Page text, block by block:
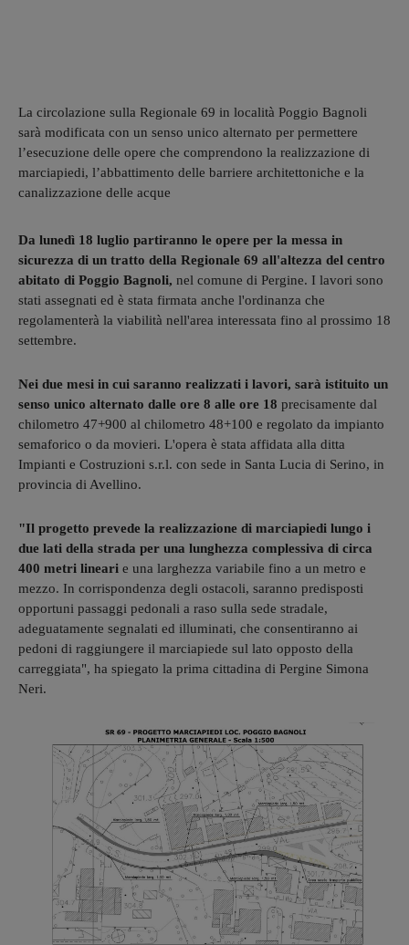
La circolazione sulla Regionale 69 in località Poggio Bagnoli
sarà modificata con un senso unico alternato per permettere
l’esecuzione delle opere che comprendono la realizzazione di
marciapiedi, l’abbattimento delle barriere architettoniche e la
canalizzazione delle acque
Da lunedì 18 luglio partiranno le opere per la messa in
sicurezza di un tratto della Regionale 69 all'altezza del centro
abitato di Poggio Bagnoli, nel comune di Pergine. I lavori sono
stati assegnati ed è stata firmata anche l'ordinanza che
regolamenterà la viabilità nell'area interessata fino al prossimo 18
settembre.
Nei due mesi in cui saranno realizzati i lavori, sarà istituito un
senso unico alternato dalle ore 8 alle ore 18 precisamente dal
chilometro 47+900 al chilometro 48+100 e regolato da impianto
semaforico o da movieri. L'opera è stata affidata alla ditta
Impianti e Costruzioni s.r.l. con sede in Santa Lucia di Serino, in
provincia di Avellino.
"Il progetto prevede la realizzazione di marciapiedi lungo i
due lati della strada per una lunghezza complessiva di circa
400 metri lineari e una larghezza variabile fino a un metro e
mezzo. In corrispondenza degli ostacoli, saranno predisposti
opportuni passaggi pedonali a raso sulla sede stradale,
adeguatamente segnalati ed illuminati, che consentiranno ai
pedoni di raggiungere il marciapiede sul lato opposto della
carreggiata", ha spiegato la prima cittadina di Pergine Simona
Neri.